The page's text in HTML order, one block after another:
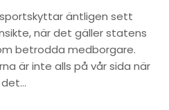
äntligen sett
när det gäller statens
betrodda medborgare.
är inte alls på vår sida när
det…